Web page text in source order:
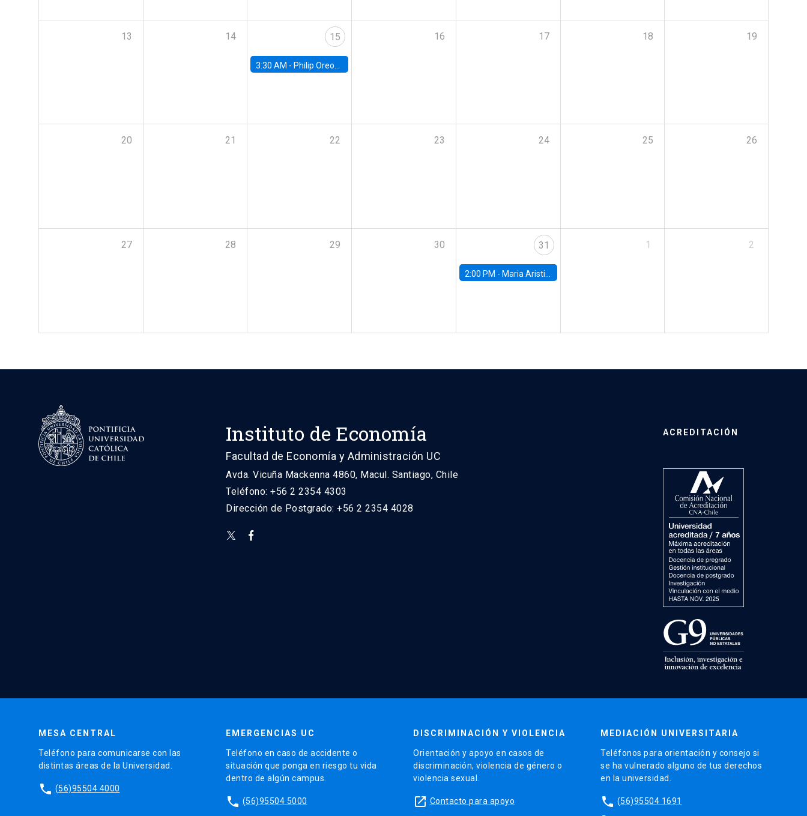
13 14 15
3:30 AM - Philip Oreopolous, University of Toronto
16 17 18 19
20 21 22 23 24 25 26
27 28 29 30 31
2:00 PM - Maria Aristizabal-Ramirez, FED Board
1 2
Instituto de Economía
Facultad de Economía y Administración UC
Avda. Vicuña Mackenna 4860, Macul. Santiago, Chile
Teléfono: +56 2 2354 4303
Dirección de Postgrado: +56 2 2354 4028
ACREDITACIÓN
MESA CENTRAL
Teléfono para comunicarse con las
distintas áreas de la Universidad.
phone (56)95504 4000
EMERGENCIAS UC
Teléfono en caso de accidente o
situación que ponga en riesgo tu vida
dentro de algún campus.
phone (56)95504 5000
DISCRIMINACIÓN Y VIOLENCIA
Orientación y apoyo en casos de
discriminación, violencia de género o
violencia sexual.
launch Contacto para apoyo
MEDIACIÓN UNIVERSITARIA
Teléfonos para orientación y consejo si
se ha vulnerado alguno de tus derechos
en la universidad.
phone (56)95504 1691